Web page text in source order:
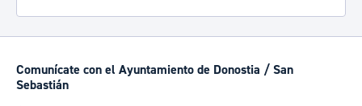
Comunícate con el Ayuntamiento de Donostia / San
Sebastián